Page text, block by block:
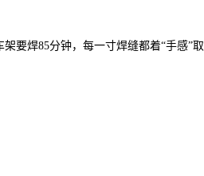
要焊85分钟，每一寸焊缝都着“手感”